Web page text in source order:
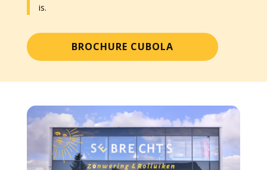
is.
BROCHURE CUBOLA